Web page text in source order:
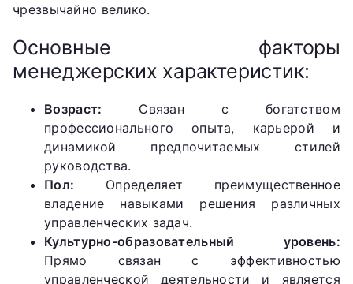
чрезвычайно велико.
Основные факторы
менеджерских характеристик:
Возраст: Связан с богатством
профессионального опыта, карьерой и
динамикой предпочитаемых стилей
руководства.
Пол: Определяет преимущественное
владение навыками решения различных
управленческих задач.
Культурно-образовательный уровень:
Прямо связан с эффективностью
управленческой деятельности и является